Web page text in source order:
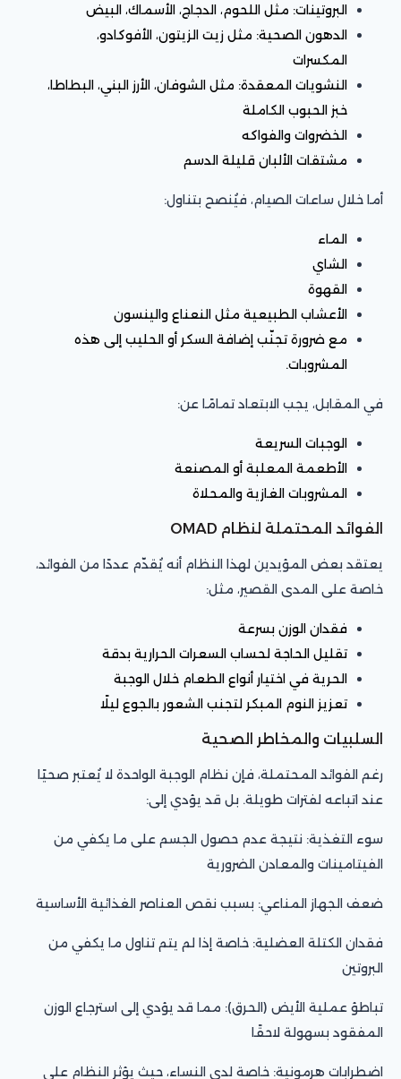
البروتينات: مثل اللحوم، الدجاج، الأسماك، البيض
الدهون الصحية: مثل زيت الزيتون، الأفوكادو،
المكسرات
النشويات المعقدة: مثل الشوفان، الأرز البني، البطاطا،
خبز الحبوب الكاملة
الخضروات والفواكه
مشتقات الألبان قليلة الدسم
أما خلال ساعات الصيام، فيُنصح بتناول:
الماء
الشاي
القهوة
الأعشاب الطبيعية مثل النعناع والينسون
مع ضرورة تجنّب إضافة السكر أو الحليب إلى هذه
المشروبات.
في المقابل، يجب الابتعاد تمامًا عن:
الوجبات السريعة
الأطعمة المعلبة أو المصنعة
المشروبات الغازية والمحلاة
الفوائد المحتملة لنظام OMAD
يعتقد بعض المؤيدين لهذا النظام أنه يُقدّم عددًا من الفوائد،
خاصة على المدى القصير، مثل:
فقدان الوزن بسرعة
تقليل الحاجة لحساب السعرات الحرارية بدقة
الحرية في اختيار أنواع الطعام خلال الوجبة
تعزيز النوم المبكر لتجنب الشعور بالجوع ليلًا
السلبيات والمخاطر الصحية
رغم الفوائد المحتملة، فإن نظام الوجبة الواحدة لا يُعتبر صحيًا
عند اتباعه لفترات طويلة. بل قد يؤدي إلى:
سوء التغذية: نتيجة عدم حصول الجسم على ما يكفي من
الفيتامينات والمعادن الضرورية
ضعف الجهاز المناعي: بسبب نقص العناصر الغذائية الأساسية
فقدان الكتلة العضلية: خاصة إذا لم يتم تناول ما يكفي من
البروتين
تباطؤ عملية الأيض (الحرق): مما قد يؤدي إلى استرجاع الوزن
المفقود بسهولة لاحقًا
اضطرابات هرمونية: خاصة لدى النساء، حيث يؤثر النظام على